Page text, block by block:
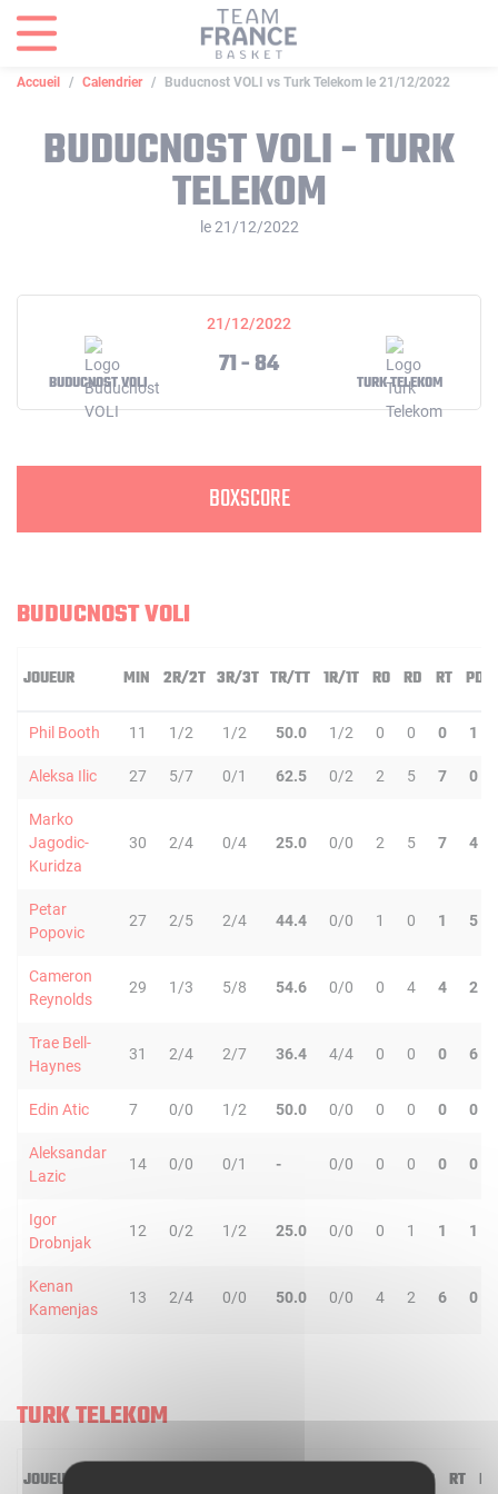
Accueil Calendrier Buducnost VOLI vs Turk Telekom le 21/12/2022
BUDUCNOST VOLI - TURK
TELEKOM
le 21/12/2022
21/12/2022
BUDUCNOST VOLI
71 - 84
TURK TELEKOM
BOXSCORE
BUDUCNOST VOLI
JOUEUR MIN 2R/2T 3R/3T TR/TT 1R/1T RO RD RT PD
Phil Booth 11 1/2 1/2 50.0 1/2 0 0 0 1
Aleksa Ilic 27 5/7 0/1 62.5 0/2 2 5 7 0
Marko
Jagodic-
Kuridza
30 2/4 0/4 25.0 0/0 2 5 7 4
Petar
Popovic
27 2/5 2/4 44.4 0/0 1 0 1 5
Cameron
Reynolds
29 1/3 5/8 54.6 0/0 0 4 4 2
Trae Bell-
Haynes
31 2/4 2/7 36.4 4/4 0 0 0 6
Edin Atic 7 0/0 1/2 50.0 0/0 0 0 0 0
Aleksandar
Lazic
14 0/0 0/1 - 0/0 0 0 0 0
Igor
Drobnjak
12 0/2 1/2 25.0 0/0 0 1 1 1
Kenan
Kamenjas
13 2/4 0/0 50.0 0/0 4 2 6 0
TURK TELEKOM
JOUEUR RD RT PD
Panneau de gestion des cookies